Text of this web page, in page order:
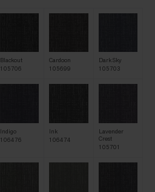
Blackout
105706
Cardoon
105699
Dark Sky
105703
Indigo
106476
Ink
106474
Lavender
Crest
105701